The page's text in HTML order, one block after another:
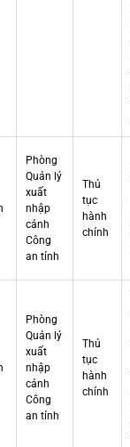
Phòng
Quản lý
xuất
nhập
cảnh
Công
an tỉnh
Thủ
tục
hành
chính
Phòng
Quản lý
xuất
nhập
cảnh
Công
an tỉnh
Thủ
tục
hành
chính